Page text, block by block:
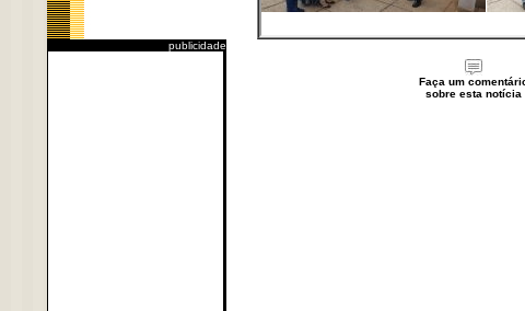
publicidade
Faça um
sobre esta notícia